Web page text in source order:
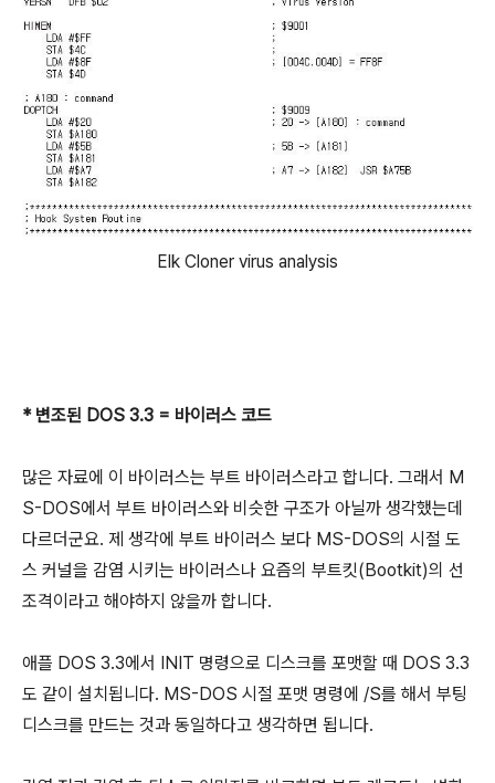
Elk Cloner virus analysis
* 변조된 DOS 3.3 = 바이러스 코드
많은 자료에 이 바이러스는 부트 바이러스라고 합니다. 그래서 M
S-DOS에서 부트 바이러스와 비슷한 구조가 아닐까 생각했는데
다르더군요. 제 생각에 부트 바이러스 보다 MS-DOS의 시절 도
스 커널을 감염 시키는 바이러스나 요즘의 부트킷(Bootkit)의 선
조격이라고 해야하지 않을까 합니다.
애플 DOS 3.3에서 INIT 명령으로 디스크를 포맷할 때 DOS 3.3
도 같이 설치됩니다. MS-DOS 시절 포맷 명령에 /S를 해서 부팅
디스크를 만드는 것과 동일하다고 생각하면 됩니다.